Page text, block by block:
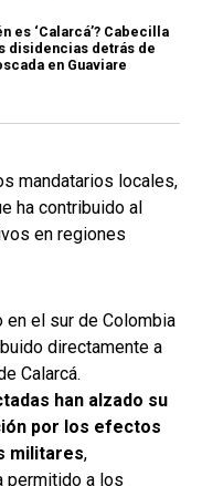
es ‘Calarcá’? Cabecilla
disidencias detrás de
en Guaviare
mandatarios locales,
ha contribuido al
en regiones
en el sur de Colombia
directamente a
Calarcá.
han alzado su
por los efectos
militares,
permitido a los